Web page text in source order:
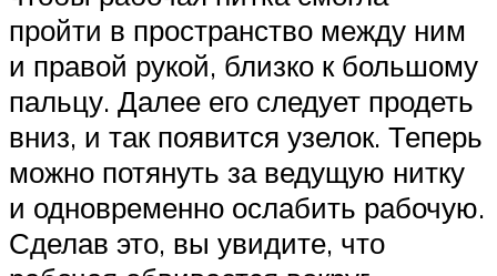
пройти в пространство между ним
и правой рукой, близко к большому
пальцу. Далее его следует продеть
вниз, и так появится узелок. Теперь
можно потянуть за ведущую нитку
и одновременно ослабить рабочую.
Сделав это, вы увидите, что